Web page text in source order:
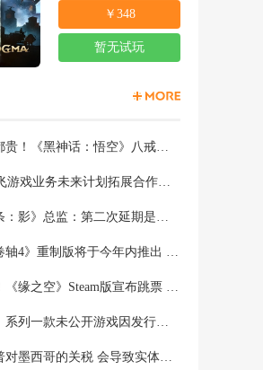
￥348
暂无试玩
比真的猪都贵！《黑神话：悟空》八戒手办开订：根根分明的猪毛
Netflix 网飞游戏业务未来计划拓展合作和家庭类游戏
《刺客信条：影》总监：第二次延期是因为屋顶太复杂
曝《上古卷轴4》重制版将于今年内推出 虚幻5加持
鼎鼎大名！《缘之空》Steam版宣布跳票 将延期至2月28日发售
爆《战锤》系列一款未公开游戏因发行商撤资而夭折，开发被迫中断
分析称川普对墨西哥的关税 会导致实体游戏价格上涨